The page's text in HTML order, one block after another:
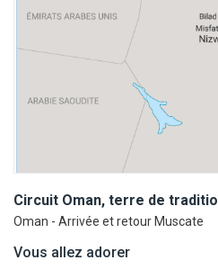
Circuit Oman, terre de
Oman - Arrivée et retour Muscate
Vous allez adorer